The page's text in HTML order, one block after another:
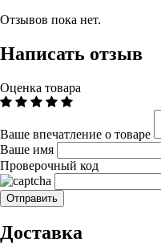
Отзывов пока нет.
Написать отзыв
Оценка товара
Ваше впечатление о товаре
Ваше имя
Проверочный код
Доставка